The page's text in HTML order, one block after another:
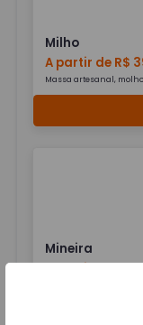
Milho
A partir de R$
Massa artesanal,
Mineira
Massa artesanal,